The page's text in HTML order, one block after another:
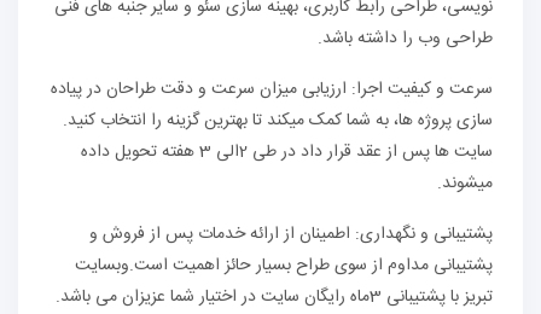
نویسی، طراحی رابط کاربری، بهینه سازی سئو و سایر جنبه های فنی
طراحی وب را داشته باشد.
سرعت و کیفیت اجرا: ارزیابی میزان سرعت و دقت طراحان در پیاده
سازی پروژه ها، به شما کمک میکند تا بهترین گزینه را انتخاب کنید.
سایت ها پس از عقد قرار داد در طی 2الی 3 هفته تحویل داده
میشوند.
پشتیبانی و نگهداری: اطمینان از ارائه خدمات پس از فروش و
پشتیبانی مداوم از سوی طراح بسیار حائز اهمیت است.وبسایت
تبریز با پشتیبانی 3ماه رایگان سایت در اختیار شما عزیزان می باشد.